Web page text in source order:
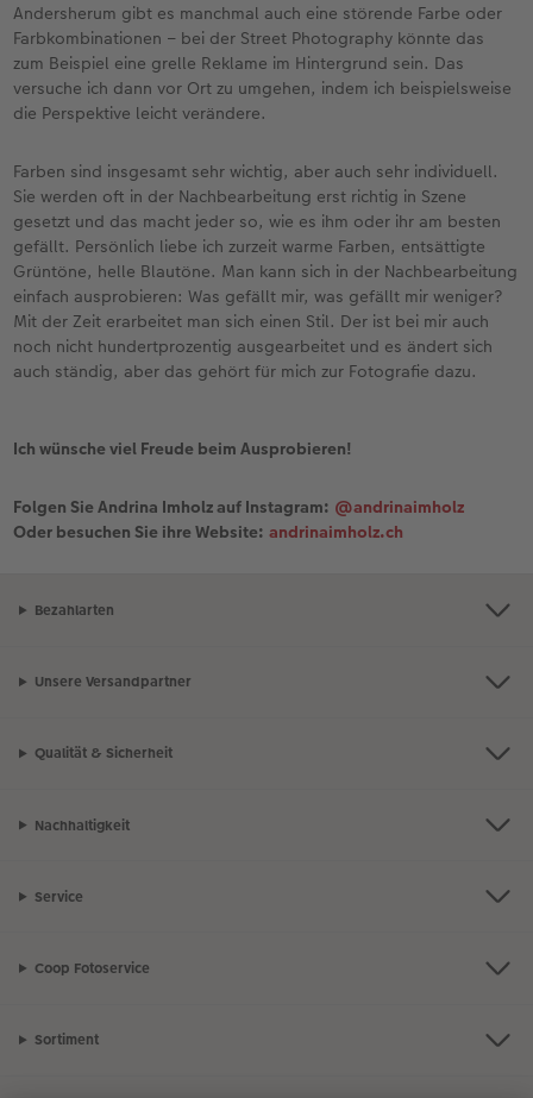
Andersherum gibt es manchmal auch eine störende Farbe oder
Farbkombinationen – bei der Street Photography könnte das
zum Beispiel eine grelle Reklame im Hintergrund sein. Das
versuche ich dann vor Ort zu umgehen, indem ich beispielsweise
die Perspektive leicht verändere.
Farben sind insgesamt sehr wichtig, aber auch sehr individuell.
Sie werden oft in der Nachbearbeitung erst richtig in Szene
gesetzt und das macht jeder so, wie es ihm oder ihr am besten
gefällt. Persönlich liebe ich zurzeit warme Farben, entsättigte
Grüntöne, helle Blautöne. Man kann sich in der Nachbearbeitung
einfach ausprobieren: Was gefällt mir, was gefällt mir weniger?
Mit der Zeit erarbeitet man sich einen Stil. Der ist bei mir auch
noch nicht hundertprozentig ausgearbeitet und es ändert sich
auch ständig, aber das gehört für mich zur Fotografie dazu.
Ich wünsche viel Freude beim Ausprobieren!
Folgen Sie Andrina Imholz auf Instagram: @andrinaimholz
Oder besuchen Sie ihre Website: andrinaimholz.ch
Bezahlarten
Unsere Versandpartner
Qualität & Sicherheit
Nachhaltigkeit
Service
Coop Fotoservice
Sortiment